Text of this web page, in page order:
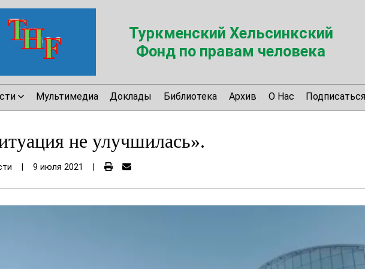
Туркменский Хельсинкский
Фонд по правам человека
Мультимедиа Доклады Библиотека Архив О Нас
не улучшилась».
9 июля 2021